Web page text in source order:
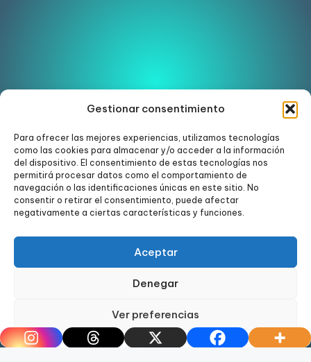
Gestionar consentimiento
Para ofrecer las mejores experiencias, utilizamos tecnologías
como las cookies para almacenar y/o acceder a la información
del dispositivo. El consentimiento de estas tecnologías nos
permitirá procesar datos como el comportamiento de
navegación o las identificaciones únicas en este sitio. No
consentir o retirar el consentimiento, puede afectar
negativamente a ciertas características y funciones.
Aceptar
Denegar
Ver preferencias
Ver en Instagram
Copyright 2024. Todos los derechos reservados.